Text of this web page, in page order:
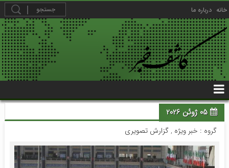
خانه درباره ما
05 ژوئن 2026
گروه : خبر ویژه ,گزارش تصویری